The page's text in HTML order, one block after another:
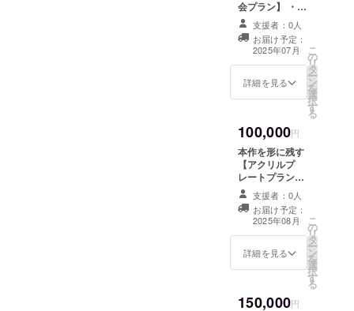
ク/24p（予定）
・DVD/Blu-ray
ズ：最大
6cm×8cm （予
定） ・先行視聴
URL ・未公
開/NGシーン特
別総集編視聴
URL ・ブロマイ
ドセット お届け
リジナルフォト
ブック/24p（予
定） ・制作陣コ
メントブッ
ク/24p（予定）
・DVD/Blu-ray
・今作脚本 紙媒
体でのお届けで
す。
会プラン】 ・お
礼のお手紙 ・メ
ディアアートゼ
ミ展示会/卒業制
作展案内 開催
地：未定（御茶
ノ水近郊） 詳細
メインビジュア
ルを使用したス
テッカーとなる
予定です。 商品
サイズ：最大
6cm×8cm （予
定） ・先行視聴
URL ・未公
開/NGシーン特
別総集編視聴
URL ・ブロマイ
ドセット お届け
リジナルフォト
支援者：0人
お届け予定：
2025年07月
詳細を見る
こ
の
リ
タ
ー
ン
を
選
択
す
る
100,000円
本作を形に残す
【アクリルプ
レートプラン】
・お礼のお手紙
・メディアアー
トゼミ展示会/卒
業制作展案内 開
催地：未定（御
茶ノ水近郊） 詳
ト メインビジュ
支援者：0人
お届け予定：
2025年08月
詳細を見る
こ
の
リ
タ
ー
ン
を
選
択
す
る
150,000円